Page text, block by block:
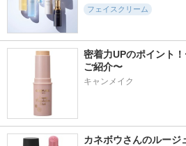
サボリーノ
5.5
リードルＳ PDRN+
セラム
VT(ブイティー) オルビス
フェイスクリーム
密着力UPのポイント
ご紹介〜
キャンメイク
カネボウさんのルー